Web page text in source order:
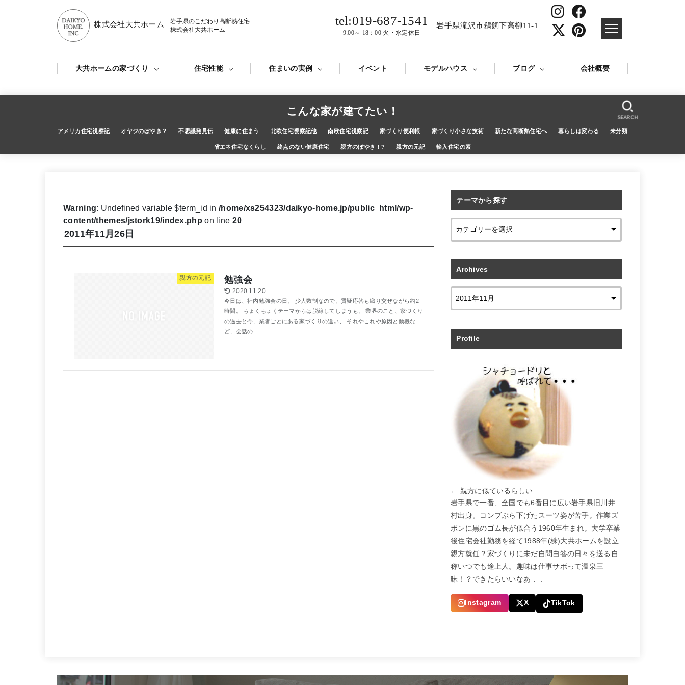
株式会社大共ホーム
岩手県のこだわり高断熱住宅
株式会社大共ホーム
tel:019-687-1541
9:00～ 18：00 火・水定休日
岩手県滝沢市鵜飼下高柳11-1
大共ホームの家づくり 住宅性能 住まいの実例 イベント モデルハウス ブログ 会社概要
こんな家が建てたい！
アメリカ住宅視察記 オヤジのぼやき？ 不思議発見伝 健康に住まう 北欧住宅視察記他 南欧住宅視察記 家づくり便利帳 家づくり小さな技術 新たな高断熱住宅へ 暮らしは変わる 未分類
省エネ住宅なくらし 終点のない健康住宅 親方のぼやき！? 親方の元記 輸入住宅の素
SEARCH
Warning: Undefined variable $term_id in/home/xs254323/daikyo-home.jp/public_html/wp-
content/themes/jstork19/index.php on line 20
2011年11月26日
親方の元記 勉強会
2020.11.20
今日は、社内勉強会の日。 少人数制なので、質疑応答も織り交ぜながら約2
時間。 ちょくちょくテーマからは脱線してしまうも、 業界のこと、家づくり
の過去と今、業者ごとにある家づくりの違い、 それやこれや原因と動機な
ど、会話の...
テーマから探す
Archives
Profile
← 親方に似ているらしい
岩手県で一番、全国でも6番目に広い岩手県旧川井
村出身。コンブぶら下げたスーツ姿が苦手。作業ズ
ボンに黒のゴム長が似合う1960年生まれ。大学卒業
後住宅会社勤務を経て1988年(株)大共ホームを設立
親方就任？家づくりに未だ自問自答の日々を送る自
称いつでも途上人。趣味は仕事サボって温泉三
昧！？できたらいいなあ．．
Instagram X TikTok